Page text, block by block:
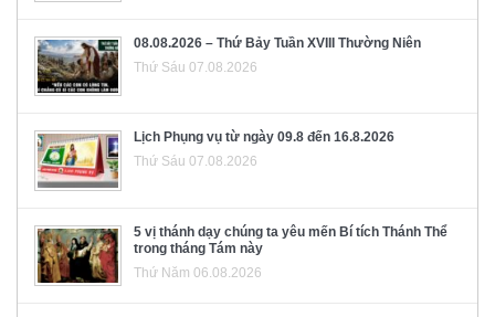
08.08.2026 – Thứ Bảy Tuần XVIII Thường Niên
Thứ Sáu 07.08.2026
Lịch Phụng vụ từ ngày 09.8 đến 16.8.2026
Thứ Sáu 07.08.2026
5 vị thánh dạy chúng ta yêu mến Bí tích Thánh Thể
trong tháng Tám này
Thứ Năm 06.08.2026